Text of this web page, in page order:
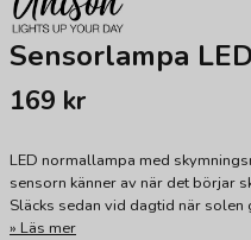
Sensorlampa
169 kr
LED normallampa med
sensorn känner av när det börjar
Släcks sedan vid dagtid när solen
Läs mer